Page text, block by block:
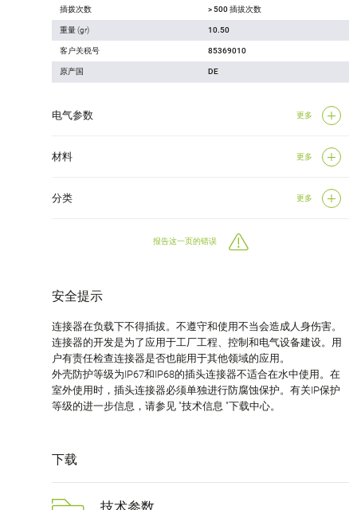
插拨次数 > 500 插拔次数
重量 (gr) 10.50
客户关税号 85369010
原产国 DE
电气参数 更多
材料 更多
分类 更多
报告这一页的错误
安全提示
连接器在负载下不得插拔。不遵守和使用不当会造成人身伤害。
连接器的开发是为了应用于工厂工程、控制和电气设备建设。用
户有责任检查连接器是否也能用于其他领域的应用。
外壳防护等级为IP67和IP68的插头连接器不适合在水中使用。在
室外使用时，插头连接器必须单独进行防腐蚀保护。有关IP保护
等级的进一步信息，请参见 "技术信息 "下载中心。
下载
技术参数